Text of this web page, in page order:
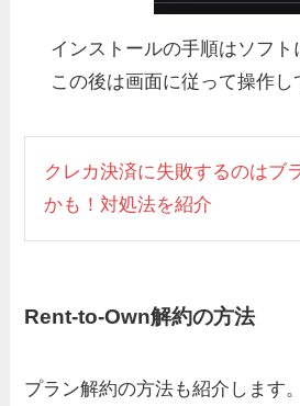
インストールの手順はソフト
この後は画面に従って操作し
クレカ決済に失敗するのはブ
かも！対処法を紹介
Rent-to-Own解約の方法
プラン解約の方法も紹介します。